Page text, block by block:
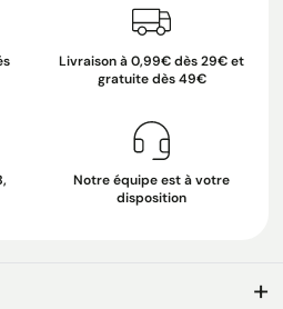
Livraison à 0,99€ dès 29€ et
gratuite dès 49€
Notre équipe est à votre
disposition